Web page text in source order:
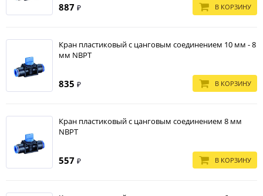
887 ₽ В КОРЗИНУ
Кран пластиковый с цанговым соединением 10 мм - 8
мм NBPT
835 ₽ В КОРЗИНУ
Кран пластиковый с цанговым соединением 8 мм
NBPT
557 ₽ В КОРЗИНУ